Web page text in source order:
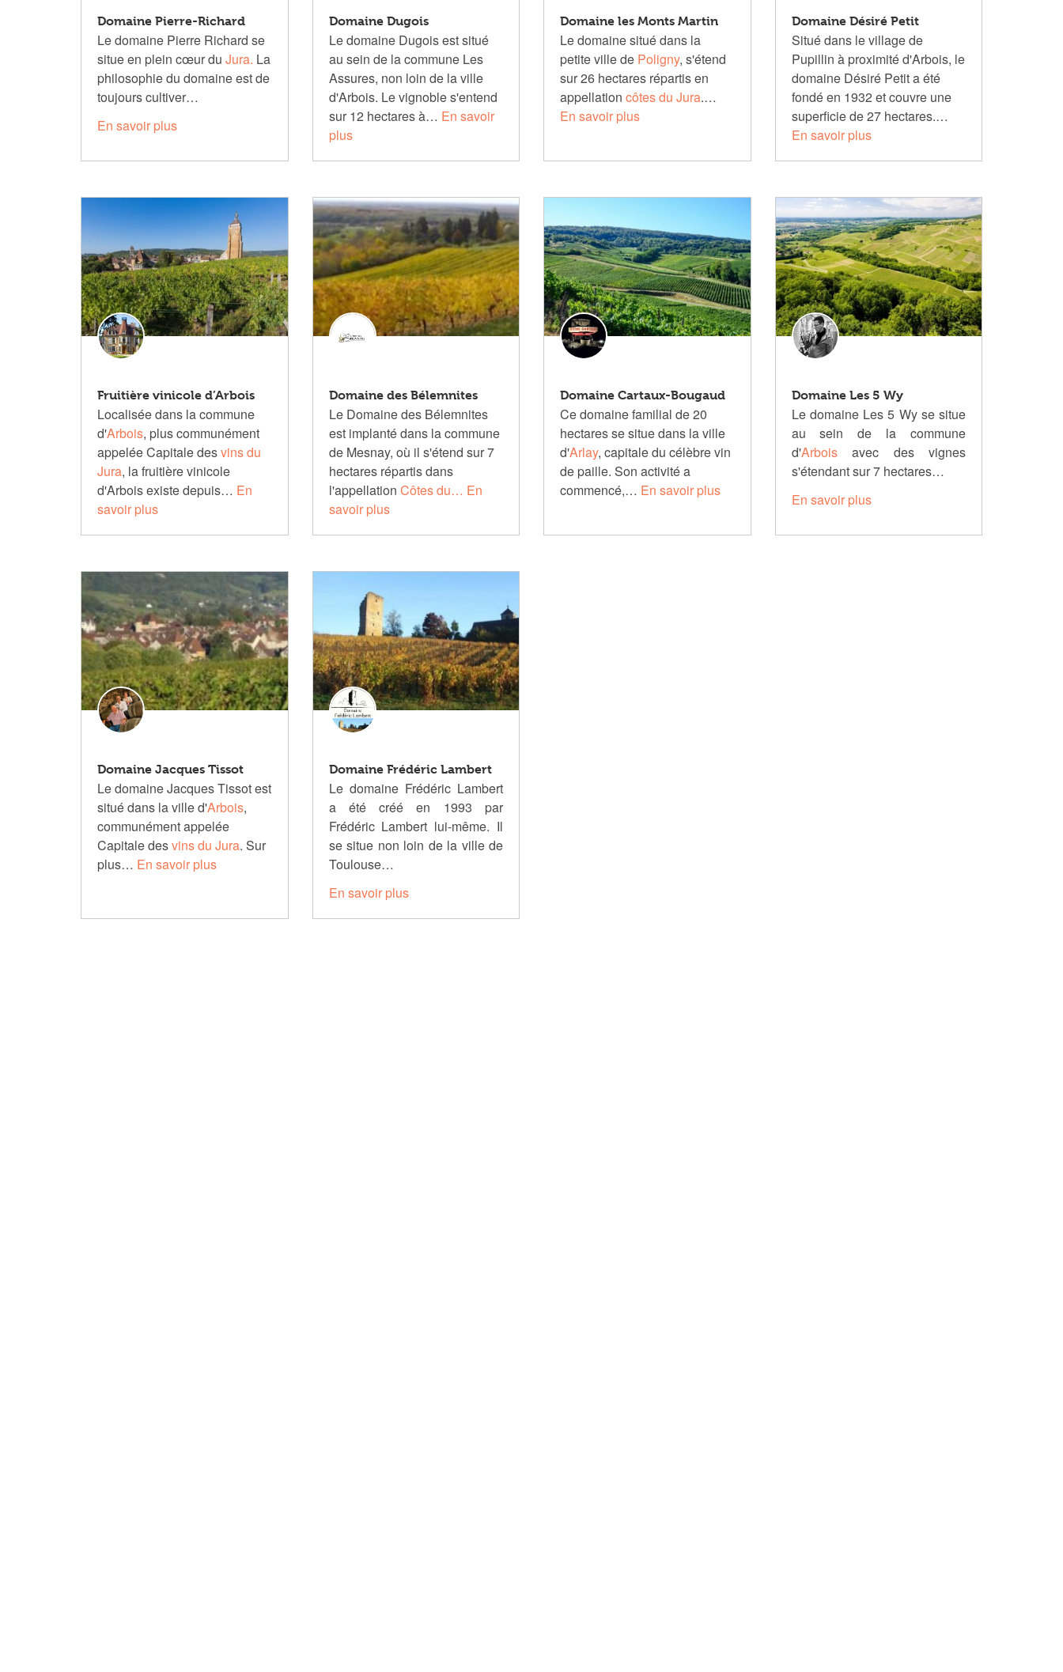
Domaine Pierre-Richard
Le domaine Pierre Richard se
situe en plein cœur du Jura. La
philosophie du domaine est de
toujours cultiver…
En savoir plus
Domaine Dugois
Le domaine Dugois est situé
au sein de la commune Les
Assures, non loin de la ville
d'Arbois. Le vignoble s'entend
sur 12 hectares à… En savoir
plus
Domaine les Monts Martin
Le domaine situé dans la
petite ville de Poligny, s'étend
sur 26 hectares répartis en
appellation côtes du Jura.…
En savoir plus
Domaine Désiré Petit
Situé dans le village de
Pupillin à proximité d'Arbois, le
domaine Désiré Petit a été
fondé en 1932 et couvre une
superficie de 27 hectares.…
En savoir plus
Fruitière vinicole d’Arbois
Localisée dans la commune
d'Arbois, plus communément
appelée Capitale desvins du
Jura, la fruitière vinicole
d'Arbois existe depuis… En
savoir plus
Domaine des Bélemnites
Le Domaine des Bélemnites
est implanté dans la commune
de Mesnay, où il s'étend sur 7
hectares répartis dans
l'appellation Côtes du… En
savoir plus
Domaine Cartaux-Bougaud
Ce domaine familial de 20
hectares se situe dans la ville
d'Arlay, capitale du célèbre vin
de paille. Son activité a
commencé,… En savoir plus
Domaine Les 5 Wy
Le domaine Les 5 Wy se situe
au sein de la commune
d'Arboisavec des vignes
s'étendant sur 7 hectares…
En savoir plus
Domaine Jacques Tissot
Le domaine Jacques Tissot est
situé dans la ville d'Arbois,
communément appelée
Capitale desvins du Jura. Sur
plus… En savoir plus
Domaine Frédéric Lambert
Le domaine Frédéric Lambert
a été créé en 1993 par
Frédéric Lambert lui-même. Il
se situe non loin de la ville de
Toulouse…
En savoir plus